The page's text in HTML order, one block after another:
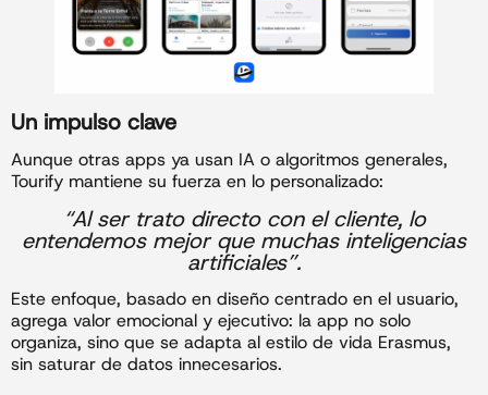
Un impulso clave
Aunque otras apps ya usan IA o algoritmos generales,
Tourify mantiene su fuerza en lo personalizado:
“Al ser trato directo con el cliente, lo
entendemos mejor que muchas inteligencias
artificiales”.
Este enfoque, basado en diseño centrado en el usuario,
agrega valor emocional y ejecutivo: la app no solo
organiza, sino que se adapta al estilo de vida Erasmus,
sin saturar de datos innecesarios.